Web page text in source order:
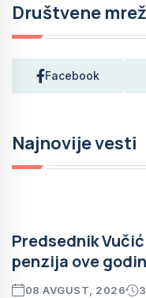
Društvene
Facebook
Najnovije vesti
Predsednik
penzija ove
08 AVGUST, 2026